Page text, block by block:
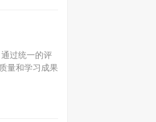
过统一的评
量和学习成果
全面发展具有